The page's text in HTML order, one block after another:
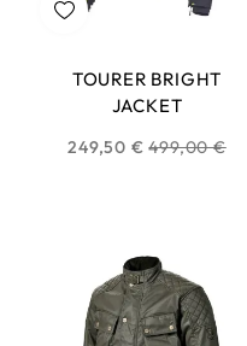
TOURER BRIGHT
JACKET
249,50 € Prix
499,00 €